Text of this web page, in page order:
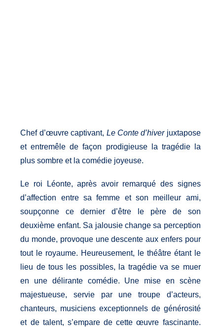
Chef d’œuvre captivant, Le Conte d’hiver juxtapose
et entremêle de façon prodigieuse la tragédie la
plus sombre et la comédie joyeuse.
Le roi Léonte, après avoir remarqué des signes
d’affection entre sa femme et son meilleur ami,
soupçonne ce dernier d’être le père de son
deuxième enfant. Sa jalousie change sa perception
du monde, provoque une descente aux enfers pour
tout le royaume. Heureusement, le théâtre étant le
lieu de tous les possibles, la tragédie va se muer
en une délirante comédie. Une mise en scène
majestueuse, servie par une troupe d’acteurs,
chanteurs, musiciens exceptionnels de générosité
et de talent, s’empare de cette œuvre fascinante.